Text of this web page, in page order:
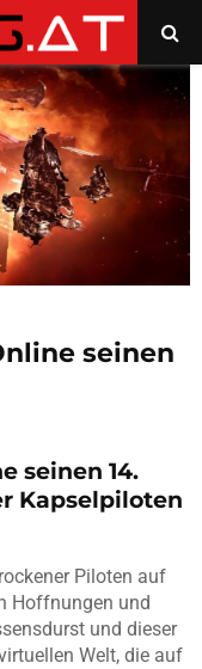
seinen
seinen 14.
Kapselpiloten
Piloten auf
Hoffnungen und
und dieser
Welt, die auf